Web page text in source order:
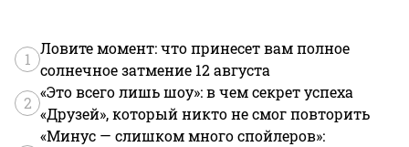
1
Ловите момент: что принесет вам полное
солнечное затмение 12 августа
2
«Это всего лишь шоу»: в чем секрет успеха
«Друзей», который никто не смог повторить
«Минус — слишком много спойлеров»: